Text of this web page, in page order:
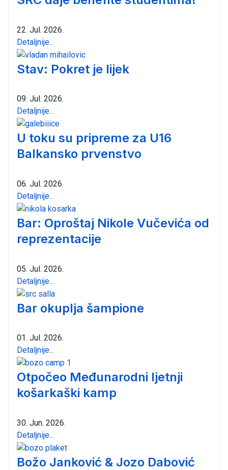
22. Jul. 2026.
Detaljnije...
Stav: Pokret je lijek
09. Jul. 2026.
Detaljnije...
U toku su pripreme za U16
Balkansko prvenstvo
06. Jul. 2026.
Detaljnije...
Bar: Oproštaj Nikole Vučevića od
reprezentacije
05. Jul. 2026.
Detaljnije...
Bar okuplja šampione
01. Jul. 2026.
Detaljnije...
Otpočeo Međunarodni ljetnji
košarkaški kamp
30. Jun. 2026.
Detaljnije...
Božo Janković & Jozo Dabović